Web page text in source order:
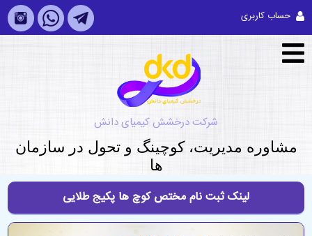
حساب کاربری
شرکت درخشش کیمیای دانش
مشاوره مديريت، کوچینگ و تحول در سازمان
ها
لینک ثبت نام مختص کوچ ها پکیج طلایی